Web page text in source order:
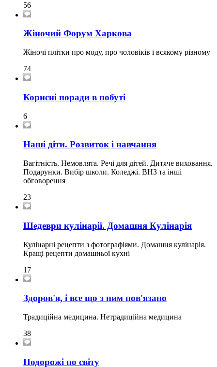
56
Жіночий Форум Харкова
Жіночі плітки про моду, про чоловіків і всякому різному
74
Корисні поради в побуті
6
Наші діти. Розвиток і навчання
Вагітність. Немовлята. Речі для дітей. Дитяче виховання.
Подарунки. Вибір школи. Коледжі. ВНЗ та інші
обговорення
23
Шедеври кулінарії. Домашня Кулінарія
Кулінарні рецепти з фотографіями. Домашня кулінарія.
Кращі рецепти домашньої кухні
17
Здоров'я, і ​​все що з ним пов'язано
Традиційна медицина. Нетрадиційна медицина
38
Подорожі по світу